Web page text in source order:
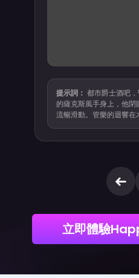
提示詞： 都市爵士酒吧
的薩克斯風手身上，他
流暢滑動。管樂的迴響在
立即體驗